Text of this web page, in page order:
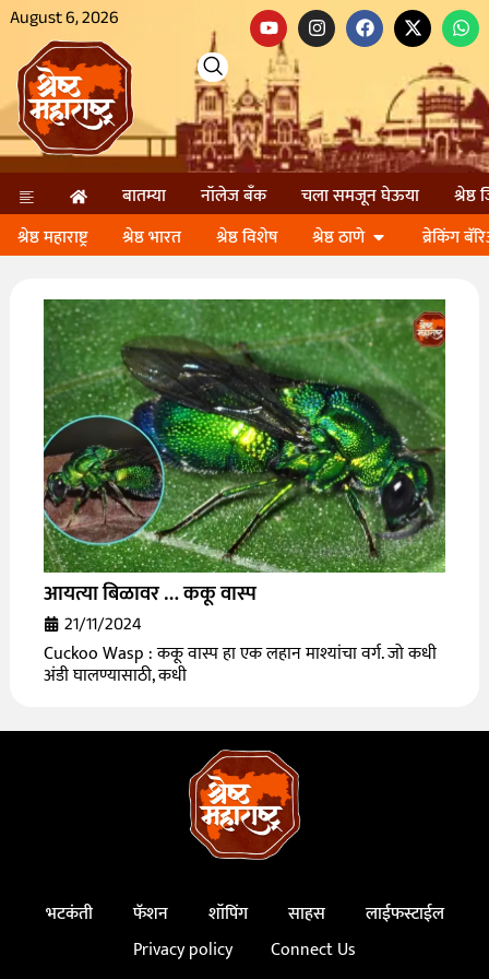
August 6, 2026
बातम्या नॉलेज बॅंक चला समजून घेऊया
श्रेष्ठ
श्रेष्ठ महाराष्ट्र
श्रेष्ठ भारत श्रेष्ठ विशेष श्रेष्ठ ठाणे ब्रेकिंग
आयत्या बिळावर … ककू वास्प
21/11/2024
Cuckoo Wasp : ककू वास्प हा एक लहान माश्यांचा वर्ग. जो कधी
अंडी घालण्यासाठी, कधी
भटकंती फॅशन शॉपिंग साहस
लाईफस्टाईल
Privacy policy
Connect Us